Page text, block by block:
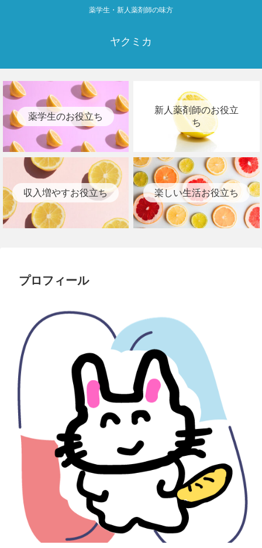
薬学生・新人薬剤師の味方
ヤクミカ
薬学生のお役立ち
新人薬剤師のお役立
ち
収入増やすお役立ち 楽しい生活お役立ち
プロフィール